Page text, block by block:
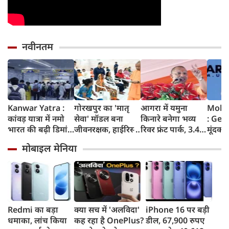
नवीनतम
Kanwar Yatra :
कांवड़ यात्रा में नमो
भारत की बढ़ी डिमांड,
कई स्टेशनों पर 50%
तक बढ़ी यात्रियों की
संख्या
गोरखपुर का 'मातृ
सेवा' मॉडल बना
जीवनरक्षक, हाईरिस्क
इलाज से बची 77
जिंदगियां
आगरा में यमुना
किनारे बनेगा भव्य
रिवर फ्रंट पार्क, 3.46
करेगी योगी सरकार;
मिलेंगी ये खास
सुविधाएं
:
मूंदकर
न
मोहन
क्या
मोबाइल मेनिया
Redmi का बड़ा
धमाका, लांच किया
क्या सच में 'अलविदा'
कह रहा है OnePlus?
iPhone 16 पर बड़ी
डील, 67,900 रुपए